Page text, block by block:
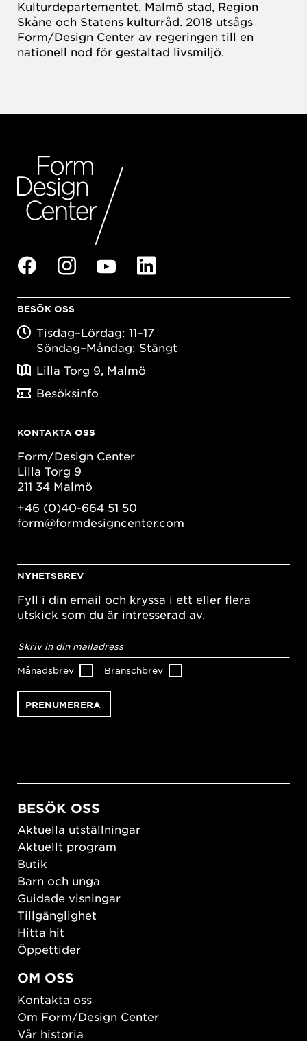
Kulturdepartementet, Malmö stad, Region
Skåne och Statens kulturråd. 2018 utsågs
Form/Design Center av regeringen till en
nationell nod för gestaltad livsmiljö.
BESÖK OSS
Tisdag–Lördag: 11–17
Söndag–Måndag: Stängt
Lilla Torg 9, Malmö
Besöksinfo
KONTAKTA OSS
Form/Design Center
Lilla Torg 9
211 34 Malmö
+46 (0)40-664 51 50
form@formdesigncenter.com
NYHETSBREV
Fyll i din email och kryssa i ett eller flera
utskick som du är intresserad av.
postadress*
Månadsbrev Branschbrev
BESÖK OSS
Aktuella utställningar
Aktuellt program
Butik
Barn och unga
Guidade visningar
Tillgänglighet
Hitta hit
Öppettider
OM OSS
Kontakta oss
Om Form/Design Center
Vår historia